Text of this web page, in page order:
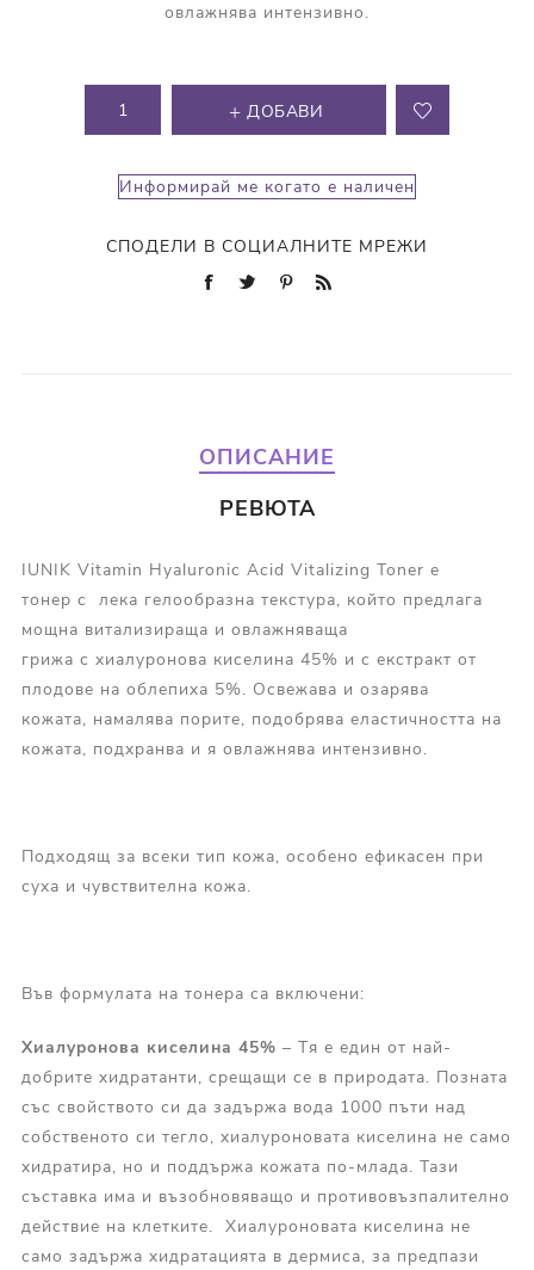
овлажнява интензивно.
ДОБАВИ
Информирай ме когато е наличен
СПОДЕЛИ В СОЦИАЛНИТЕ МРЕЖИ
ОПИСАНИЕ
РЕВЮТА
IUNIK Vitamin Hyaluronic Acid Vitalizing Toner е
тонер с лека гелообразна текстура, който предлага
мощна витализираща и овлажняваща
грижа с хиалуронова киселина 45% и с екстракт от
плодове на облепиха 5%. Освежава и озарява
кожата, намалява порите, подобрява еластичността на
кожата, подхранва и я овлажнява интензивно.
Подходящ за всеки тип кожа, особено ефикасен при
суха и чувствителна кожа.
Във формулата на тонера са включени:
Хиалуронова киселина 45% – Тя е един от най-
добрите хидратанти, срещащи се в природата. Позната
със свойството си да задържа вода 1000 пъти над
собственото си тегло, хиалуроновата киселина не само
хидратира, но и поддържа кожата по-млада. Тази
съставка има и възобновяващо и противовъзпалително
действие на клетките. Хиалуроновата киселина не
само задържа хидратацията в дермиса, за предпази